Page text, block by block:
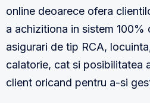
online deoarece ofera
a achizitiona in sistem 100%
asigurari de tip RCA,
calatorie, cat si posibilitatea
client oricand pentru a-si